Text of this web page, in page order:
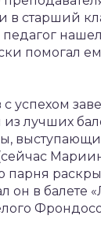
в старший
помогал
с успехом
лучших
парня
он в балете